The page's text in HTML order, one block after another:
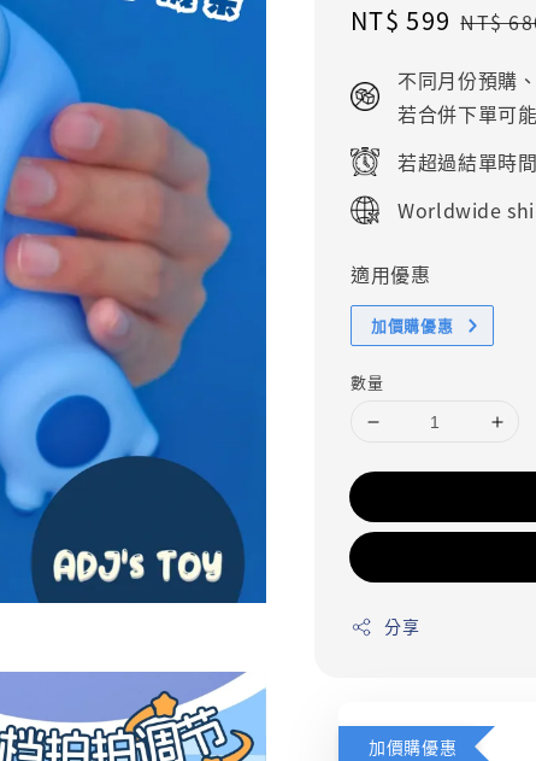
Sale
NT$ 599 NT$
不同月份預購
若合併下單可
若超過結單時
Worldwide
適用優惠
加價購優惠
數量
分享
加價購優惠